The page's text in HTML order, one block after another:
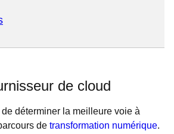
de cloud
de déterminer la meilleure voie à
de transformation numérique.